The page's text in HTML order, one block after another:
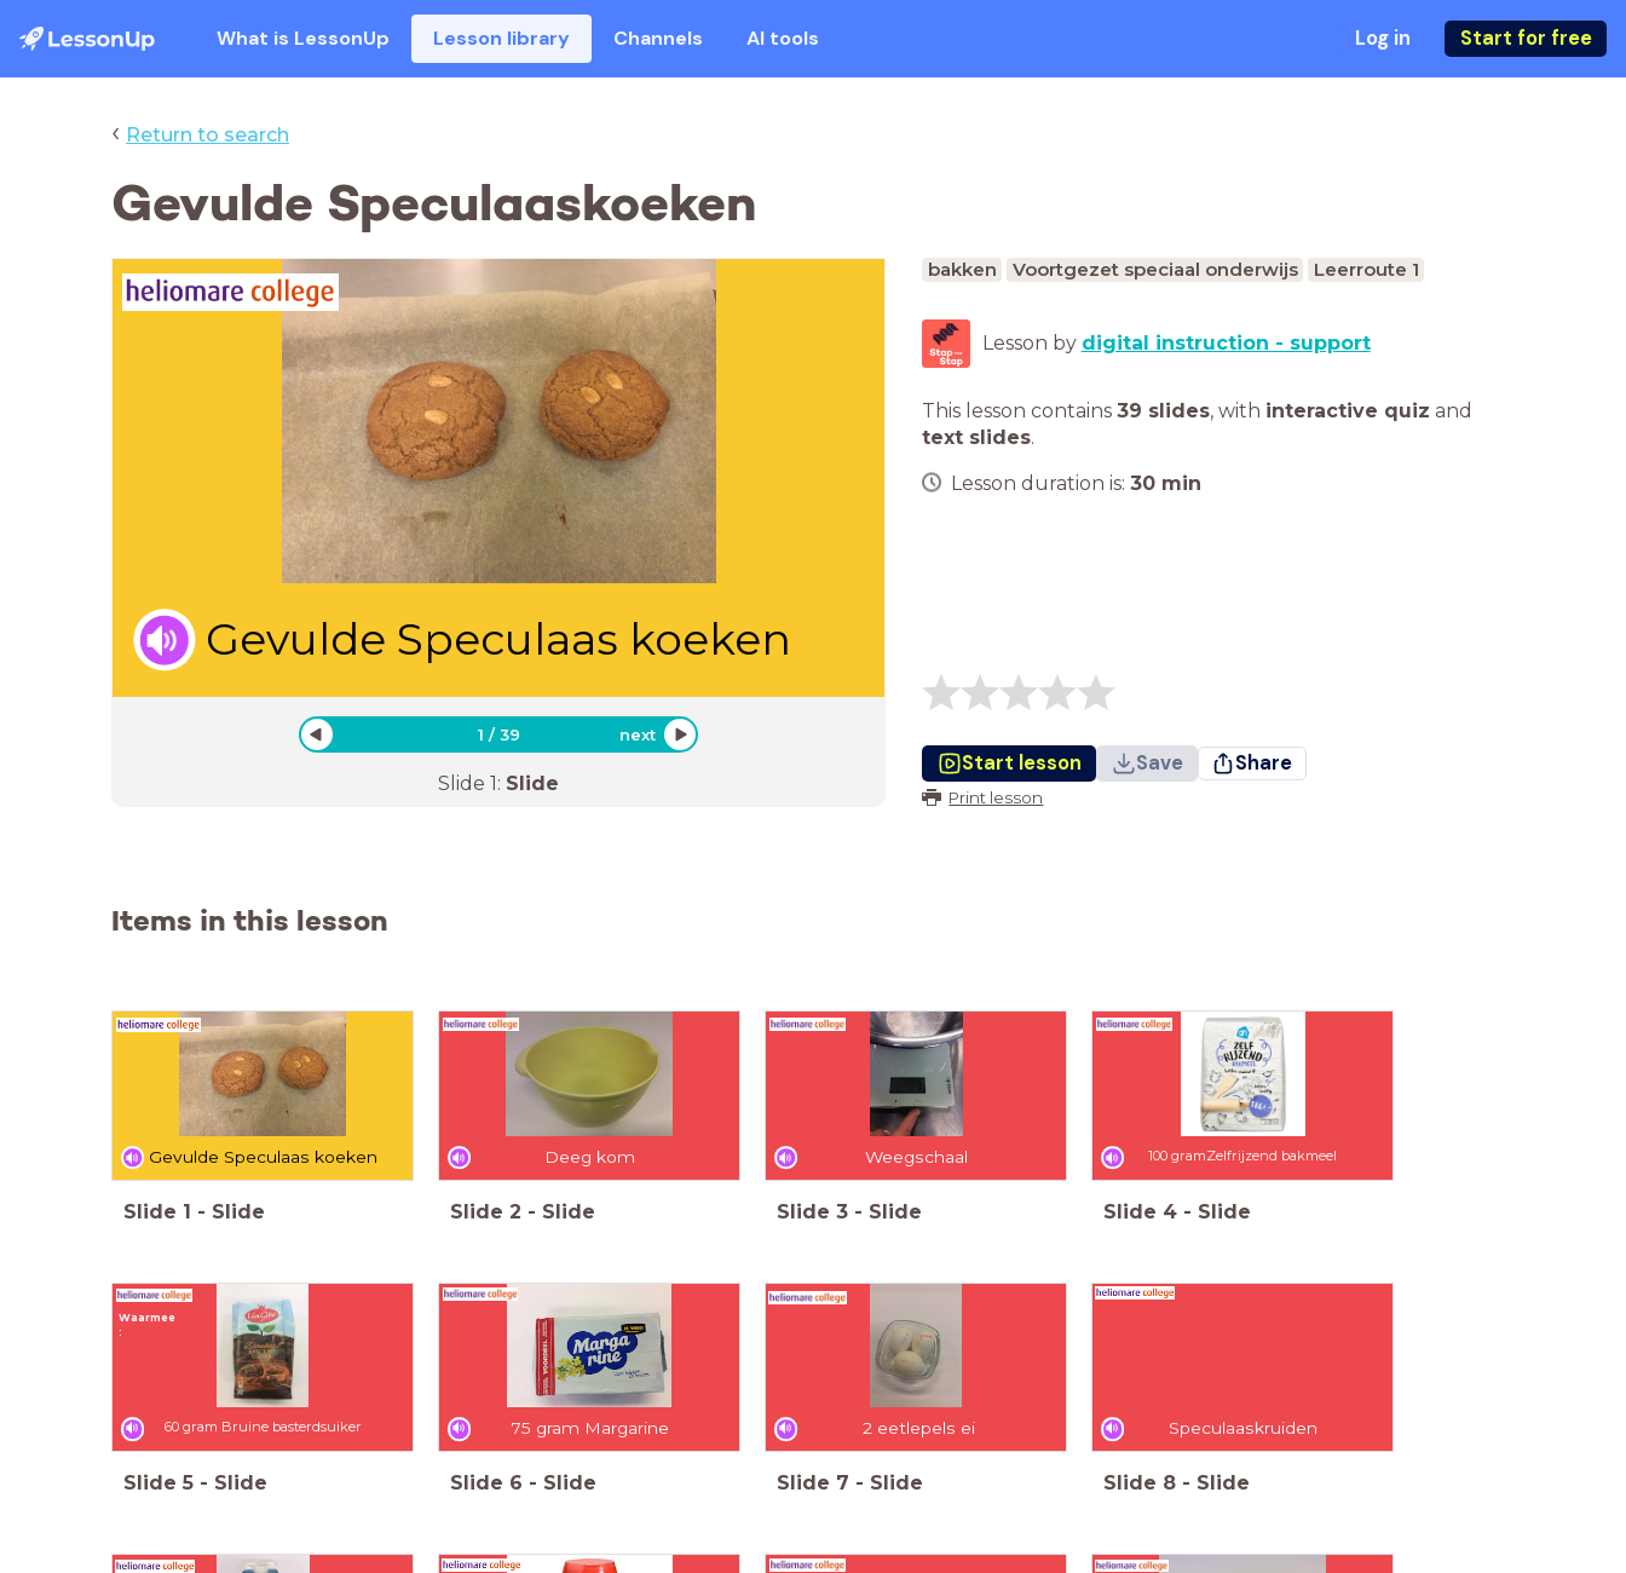
What is LessonUp Lesson library Channels AI tools Log in Start for free
‹ Return to search
Gevulde Speculaaskoeken
Gevulde Speculaas koeken
1 /39 next
Slide 1: Slide
bakken Voortgezet speciaal onderwijs Leerroute 1
Lesson by digital instruction - support
This lesson contains 39 slides, with interactive quiz and
text slides.
Lesson duration is: 30 min
Start lesson Save Share
Print lesson
Items in this lesson
Gevulde Speculaas koeken
Slide 1 - Slide
Deeg kom
Slide 2 - Slide
Weegschaal
Slide 3 - Slide
100 gramZelfrijzend bakmeel
Slide 4 - Slide
60 gram Bruine basterdsuiker
Waarmee
:
Slide 5 - Slide
75 gram Margarine
Slide 6 - Slide
2 eetlepels ei
Slide 7 - Slide
Speculaaskruiden
Slide 8 - Slide